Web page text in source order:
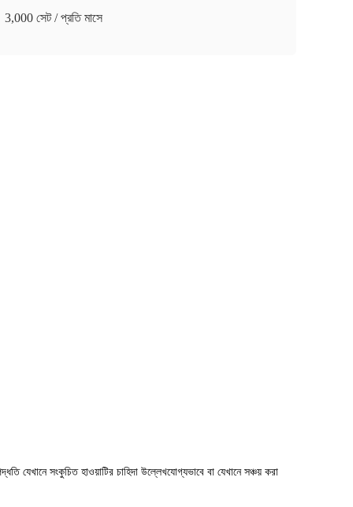
3,000 সেট / প্রতি মাসে
যেখানে সংকুচিত হাওয়াটির চাহিদা উল্লেখযোগ্যভাবে বা যেখানে সঞ্চয় করা